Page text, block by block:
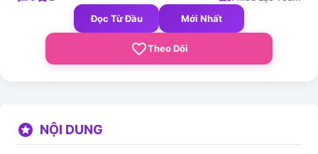
Đọc Từ Đầu
Mới Nhất
favorite_borderTheo Dõi
stars NỘI DUNG